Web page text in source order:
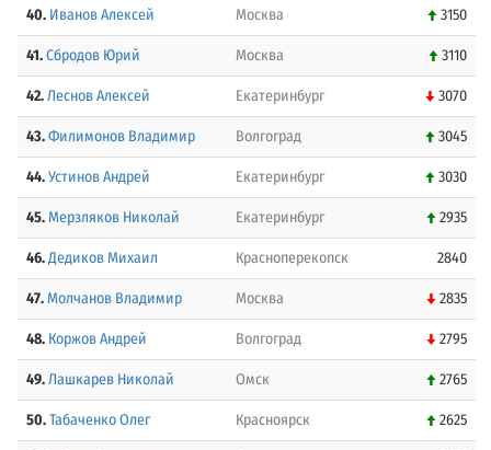
40. Иванов Алексей Москва 3150
41.Сбродов Юрий Москва 3110
42.Леснов Алексей Екатеринбург 3070
43.Филимонов Владимир Волгоград 3045
44.Устинов Андрей Екатеринбург 3030
45.Мерзляков Николай Екатеринбург 2935
46.Дедиков Михаил Красноперекопск 2840
47.Молчанов Владимир Москва 2835
48. Коржов Андрей Волгоград 2795
49.Лашкарев Николай Омск 2765
50.Табаченко Олег Красноярск 2625